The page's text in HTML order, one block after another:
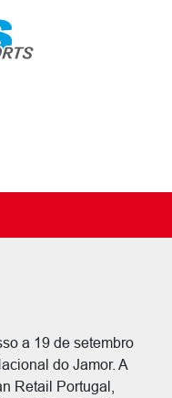
a 19 de setembro
do Jamor. A
Retail Portugal,